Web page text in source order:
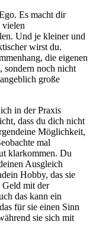
Es macht dir
vielen
Und je kleiner und
wirst du.
die eigenen
sondern noch nicht
große
in der Praxis
dass du dich nicht
Möglichkeit,
mal
klarkommen. Du
Ausgleich
Hobby, das sie
mit der
das kann ein
für sie einen Sinn
sie sich mit